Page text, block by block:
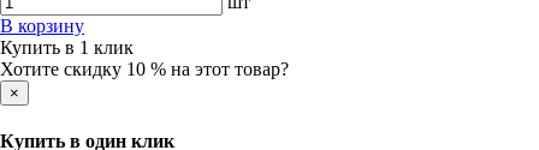
В корзину
Купить в 1 клик
Хотите скидку 10 % на этот товар?
×
Купить в один клик